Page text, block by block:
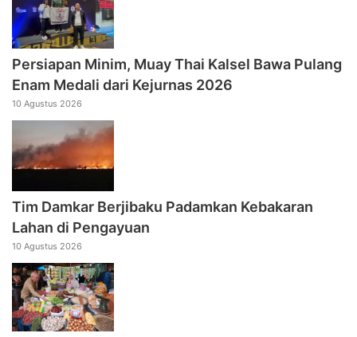
Persiapan Minim, Muay Thai Kalsel Bawa Pulang
Enam Medali dari Kejurnas 2026
10 Agustus 2026
Tim Damkar Berjibaku Padamkan Kebakaran
Lahan di Pengayuan
10 Agustus 2026